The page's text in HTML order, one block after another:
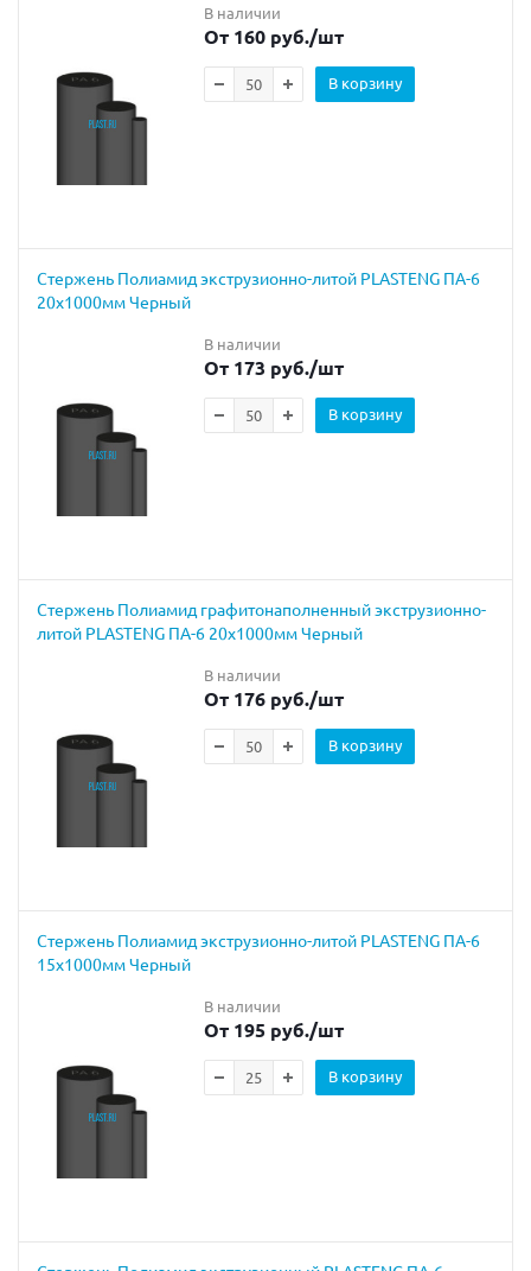
В наличии
От 160 руб./шт
В корзину
Cтержень Полиамид экструзионно-литой PLASTENG ПА-6
20х1000мм Черный
В наличии
От 173 руб./шт
В корзину
Стержень Полиамид графитонаполненный экструзионно-
литой PLASTENG ПА-6 20х1000мм Черный
В наличии
От 176 руб./шт
В корзину
Cтержень Полиамид экструзионно-литой PLASTENG ПА-6
15х1000мм Черный
В наличии
От 195 руб./шт
В корзину